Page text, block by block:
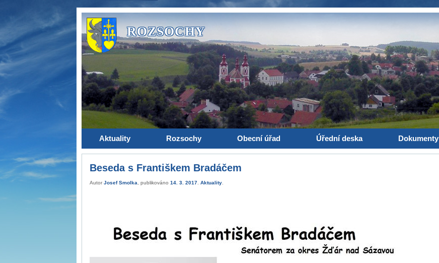
ROZSOCHY
Aktuality Rozsochy Obecní úřad Úřední deska Dokumenty
Beseda s Františkem Bradáčem
Autor Josef Smolka , publikováno 14. 3. 2017 Aktuality